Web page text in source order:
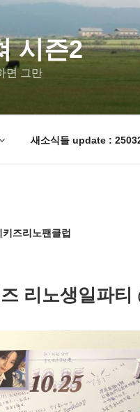
시즌2
면 그만
새소식들 update :
즈리노팬클럽
리노생일파티